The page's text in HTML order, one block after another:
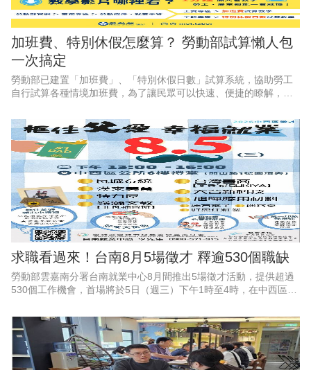
加班費、特別休假怎麼算？ 勞動部試算懶人包
一次搞定
勞動部已建置「加班費」、「特別休假日數」試算系統，協助勞工
自行試算各種情境加班費，為了讓民眾可以快速、便捷的瞭解，勞
雇主都能一看就懂、動動手
求職看過來！台南8月5場徵才 釋逾530個職缺
勞動部雲嘉南分署台南就業中心8月間推出5場徵才活動，提供超過
530個工作機會，首場將於5日（週三）下午1時至4時，在中西區公
家企業現場徵才、